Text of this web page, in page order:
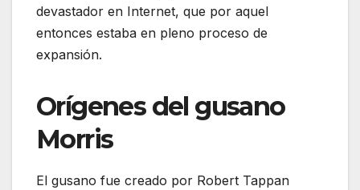
devastador en Internet, que por aquel
entonces estaba en pleno proceso de
expansión.
Orígenes del gusano
Morris
El gusano fue creado por Robert Tappan